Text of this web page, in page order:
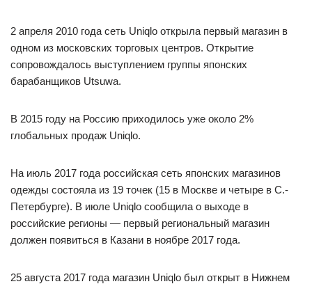
2 апреля 2010 года сеть Uniqlo открыла первый магазин в
одном из московских торговых центров. Открытие
сопровождалось выступлением группы японских
барабанщиков Utsuwa.
В 2015 году на Россию приходилось уже около 2%
глобальных продаж Uniqlo.
На июль 2017 года российская сеть японских магазинов
одежды состояла из 19 точек (15 в Москве и четыре в С.-
Петербурге). В июле Uniqlo сообщила о выходе в
российские регионы — первый региональный магазин
должен появиться в Казани в ноябре 2017 года.
25 августа 2017 года магазин Uniqlo был открыт в Нижнем